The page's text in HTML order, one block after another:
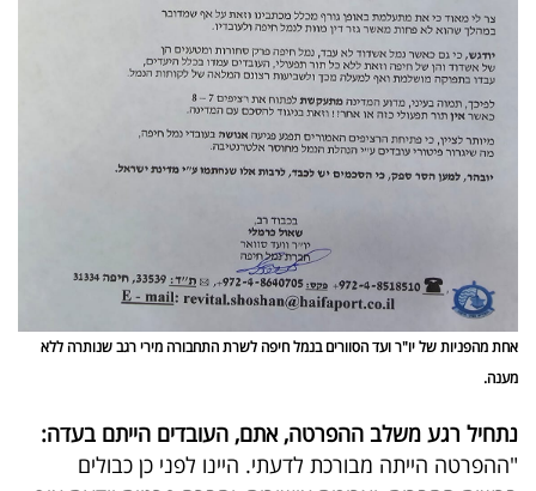
אחת מהפניות של יו"ר ועד הסוורים בנמל חיפה לשרת התחבורה מירי רגב שנותרה ללא
מענה.
נתחיל רגע משלב ההפרטה, אתם, העובדים הייתם בעדה:
"ההפרטה הייתה מבורכת לדעתי. היינו לפני כן כבולים